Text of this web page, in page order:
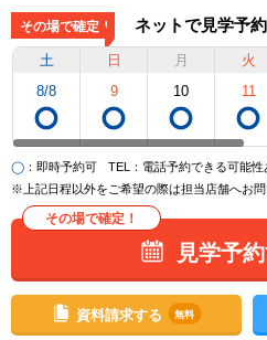
その場で確定！ ネットで見学予
土
8/8
日
9
月
10
火
11
◯ ：即時予約可 TEL
：電話予約できる可能性
※上記日程以外をご希望の際は担当店舗へお問
その場で確定！
見学予
資料請求する 無料